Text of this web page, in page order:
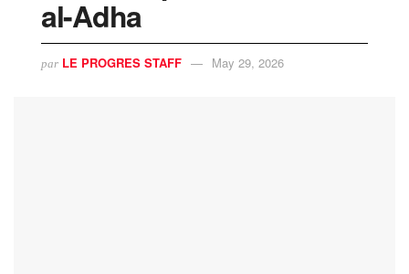
al-Adha
par LE PROGRES STAFF May 29, 2026